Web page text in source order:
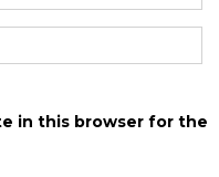
in this browser for the